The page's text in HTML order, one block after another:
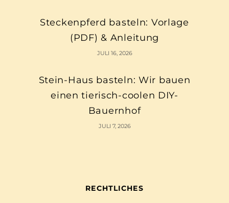
Steckenpferd basteln: Vorlage
(PDF) & Anleitung
JULI 16, 2026
Stein-Haus basteln: Wir bauen
einen tierisch-coolen DIY-
Bauernhof
JULI 7, 2026
RECHTLICHES